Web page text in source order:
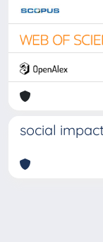
social impact